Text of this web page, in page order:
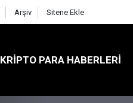
Arşiv Sitene Ekle
KRIPTO PARA HABERLERI